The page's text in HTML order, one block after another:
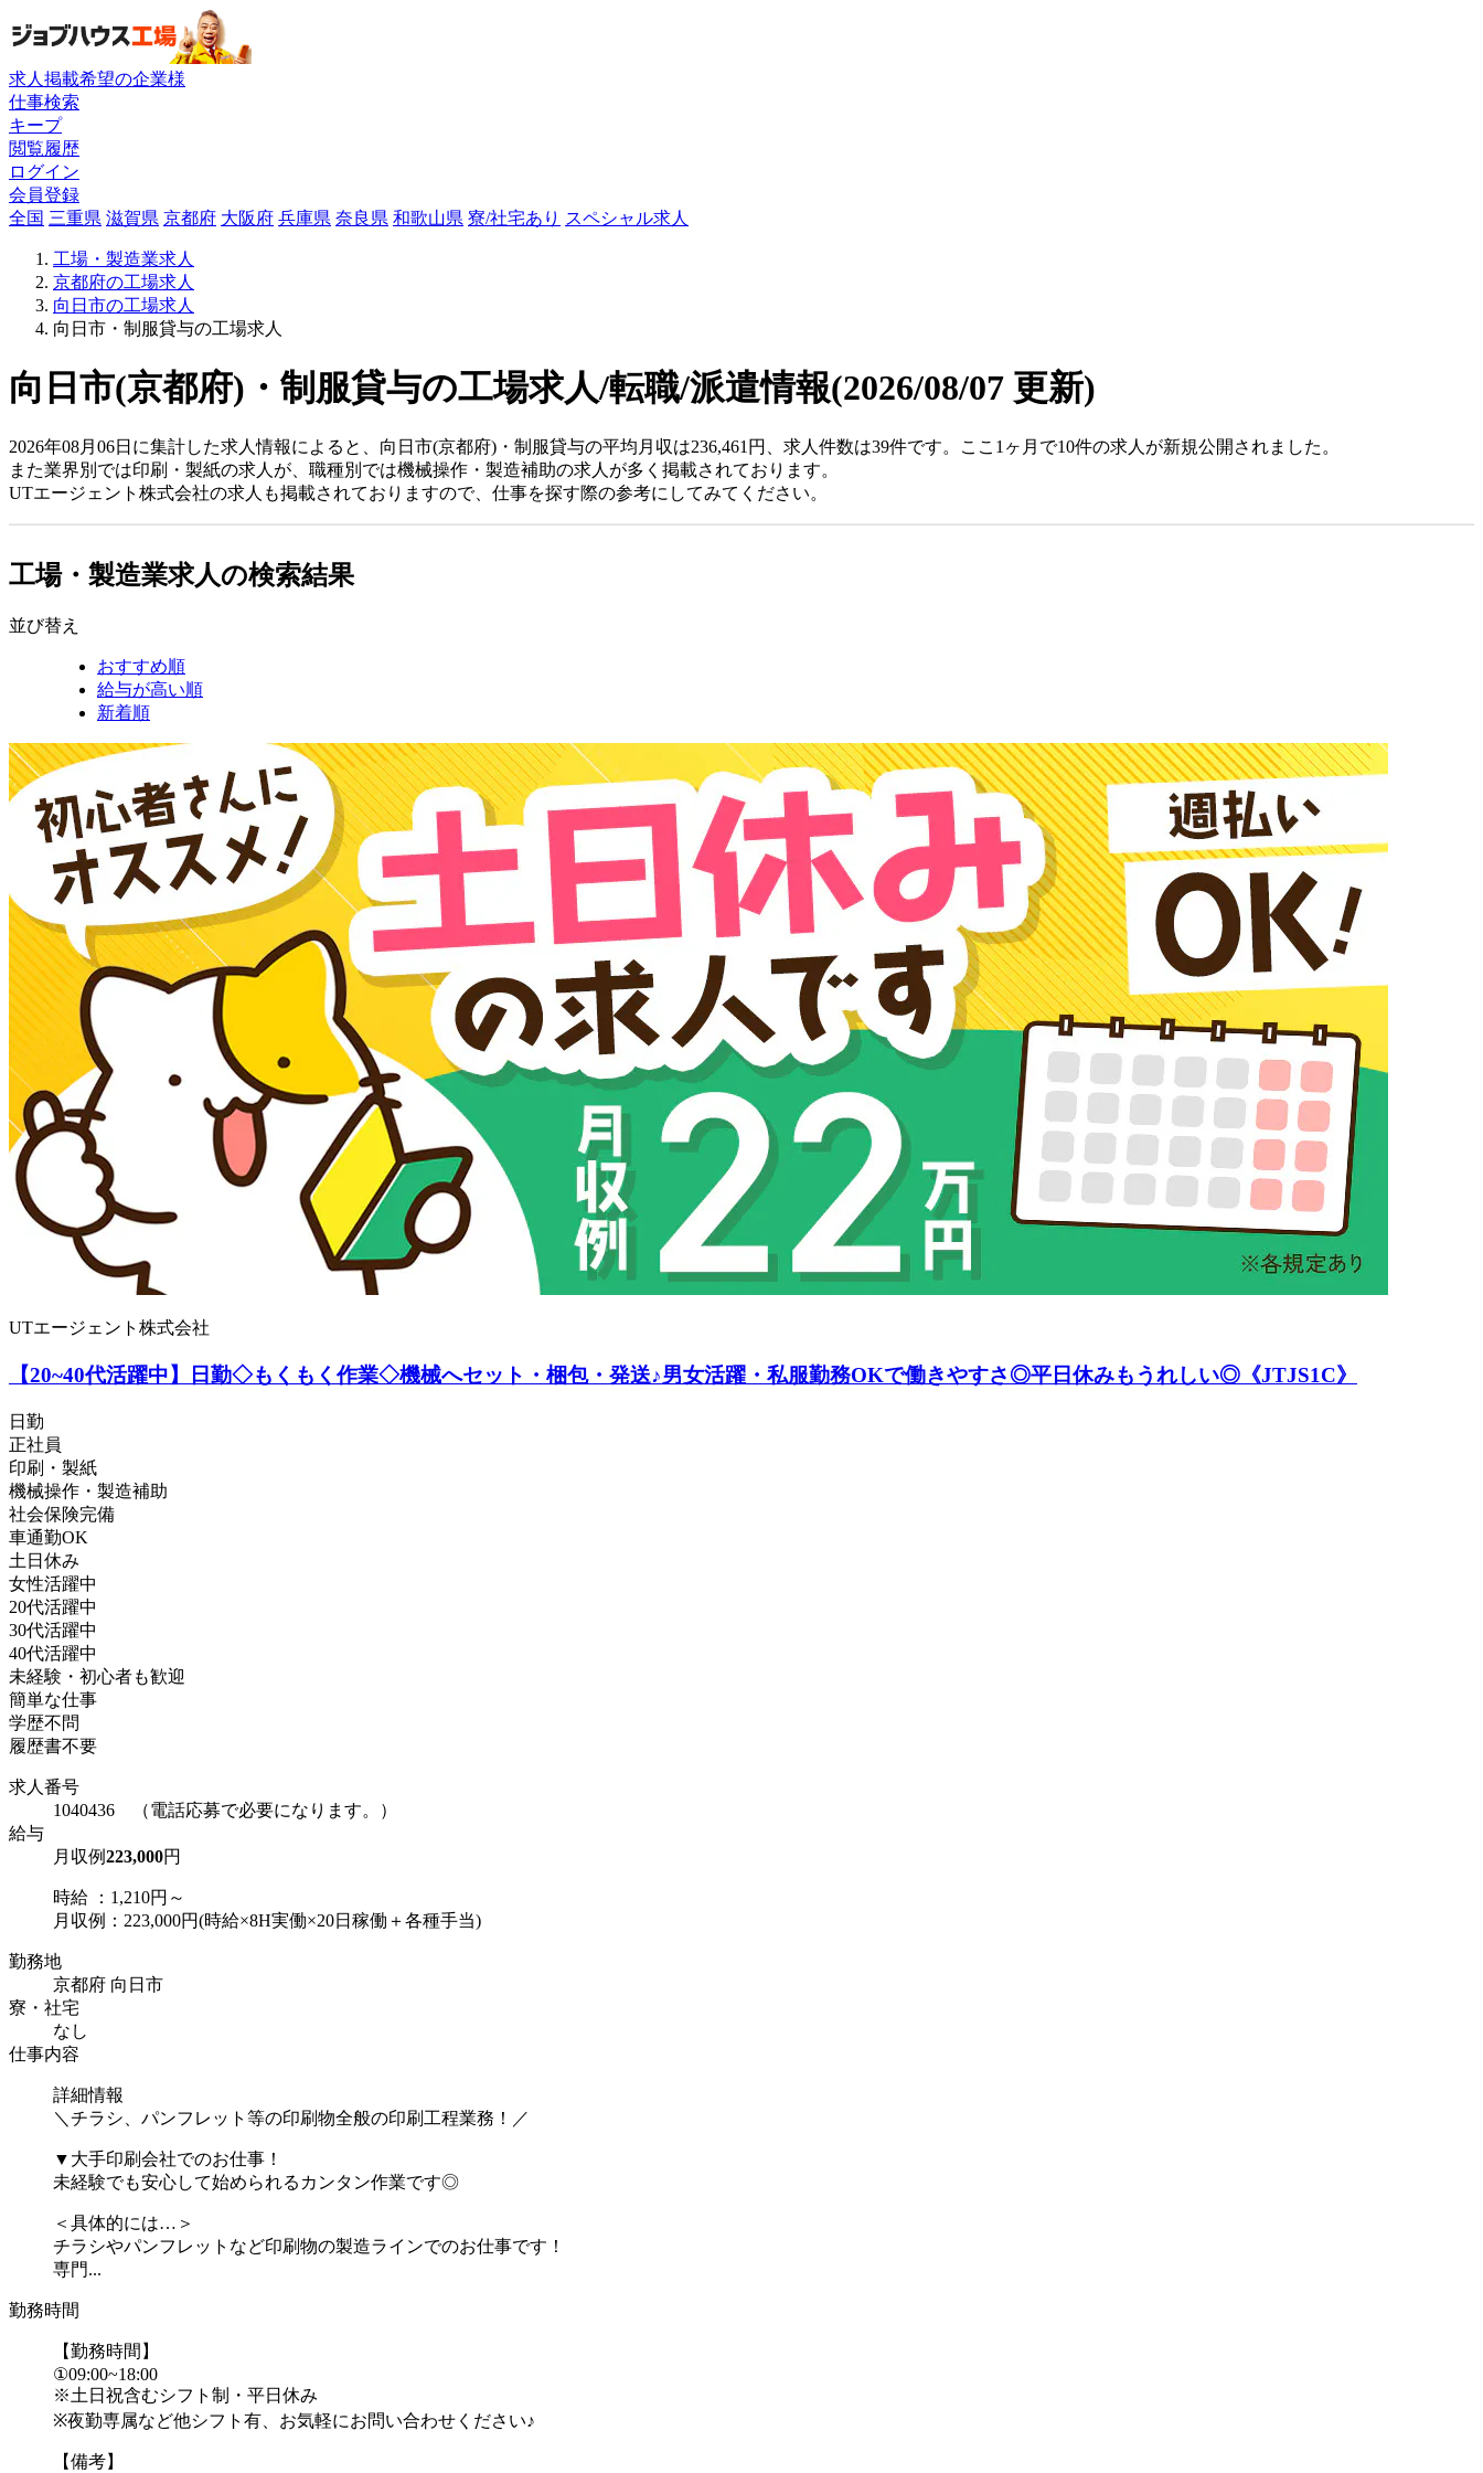
求人掲載希望の企業様
仕事検索
キープ
閲覧履歴
ログイン
会員登録
全国 三重県 滋賀県 京都府 大阪府 兵庫県 奈良県 和歌山県 寮/社宅あり スペシャル求人
工場・製造業求人
京都府の工場求人
向日市の工場求人
向日市・制服貸与の工場求人
向日市(京都府)・制服貸与の工場求人/転職/派遣情報(2026/08/07 更新)
2026年08月06日に集計した求人情報によると、向日市(京都府)・制服貸与の平均月収は236,461円、求人件数は39件です。ここ1ヶ月で10件の求人が新規公開されました。
また業界別では印刷・製紙の求人が、職種別では機械操作・製造補助の求人が多く掲載されております。
UTエージェント株式会社の求人も掲載されておりますので、仕事を探す際の参考にしてみてください。
工場・製造業求人の検索結果
並び替え
おすすめ順
給与が高い順
新着順
UTエージェント株式会社
【20~40代活躍中】日勤◇もくもく作業◇機械へセット・梱包・発送♪男女活躍・私服勤務OKで働きやすさ◎平日休みもうれしい◎《JTJS1C》
日勤
正社員
印刷・製紙
機械操作・製造補助
社会保険完備
車通勤OK
土日休み
女性活躍中
20代活躍中
30代活躍中
40代活躍中
未経験・初心者も歓迎
簡単な仕事
学歴不問
履歴書不要
求人番号
1040436 （電話応募で必要になります。）
給与
月収例223,000円
時給 ：1,210円～
月収例：223,000円(時給×8H実働×20日稼働＋各種手当)
勤務地
京都府 向日市
寮・社宅
なし
仕事内容
詳細情報
＼チラシ、パンフレット等の印刷物全般の印刷工程業務！／
▼大手印刷会社でのお仕事！
未経験でも安心して始められるカンタン作業です◎
＜具体的には…＞
チラシやパンフレットなど印刷物の製造ラインでのお仕事です！
専門...
勤務時間
【勤務時間】
①09:00~18:00
※土日祝含むシフト制・平日休み
※夜勤専属など他シフト有、お気軽にお問い合わせください♪
【備考】